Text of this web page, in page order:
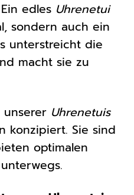
Ein edles Uhrenetui
sondern auch ein
unterstreicht die
macht sie zu
unserer Uhrenetuis
konzipiert. Sie sind
optimalen